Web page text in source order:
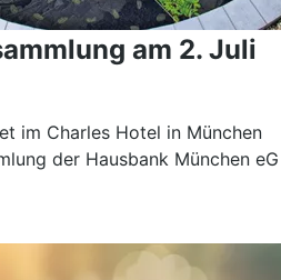
am 2. Juli
im Charles Hotel in München
der Hausbank München eG